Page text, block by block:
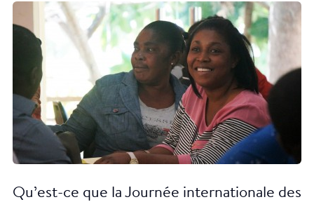
Qu’est-ce que la Journée internationale des